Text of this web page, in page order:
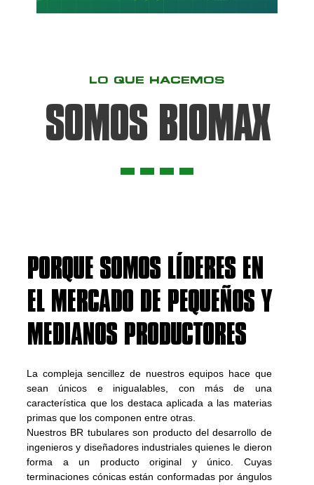
LO QUE HACEMOS
SOMOS BIOMAX
PORQUE SOMOS LÍDERES EN
EL MERCADO DE PEQUEÑOS Y
MEDIANOS PRODUCTORES
La compleja sencillez de nuestros equipos hace que
sean únicos e inigualables, con más de una
característica que los destaca aplicada a las materias
primas que los componen entre otras.
Nuestros BR tubulares son producto del desarrollo de
ingenieros y diseñadores industriales quienes le dieron
forma a un producto original y único. Cuyas
terminaciones cónicas están conformadas por ángulos